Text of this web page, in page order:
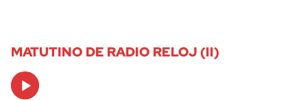
MATUTINO DE RADIO RELOJ (II)
Audio
Player